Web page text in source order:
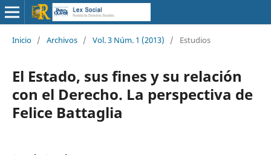
Inicio / Archivos / Vol. 3 Núm. 1 (2013) / Estudios
El Estado, sus fines y su relación
con el Derecho. La perspectiva de
Felice Battaglia